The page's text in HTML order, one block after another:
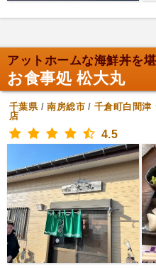
アットホームな海鮮丼を堪
お食事処 松大丸
千葉県/南房総市/千倉町白間津
店
4.5